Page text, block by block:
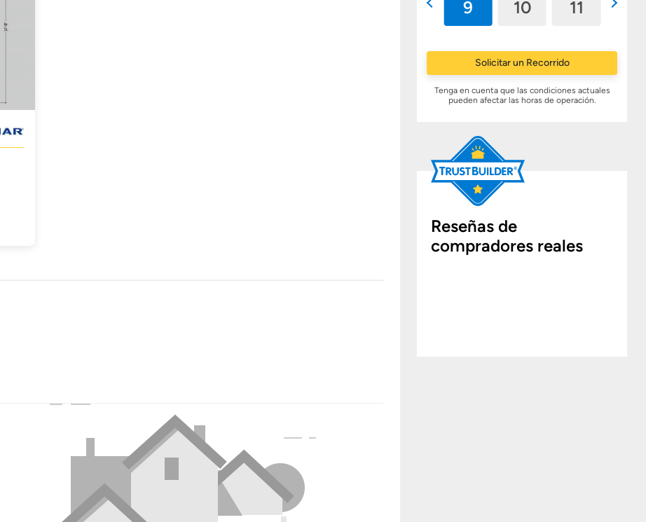
9 10 11
Solicitar un Recorrido
Tenga en cuenta que las condiciones actuales
pueden afectar las horas de operación.
Reseñas de
compradores reales